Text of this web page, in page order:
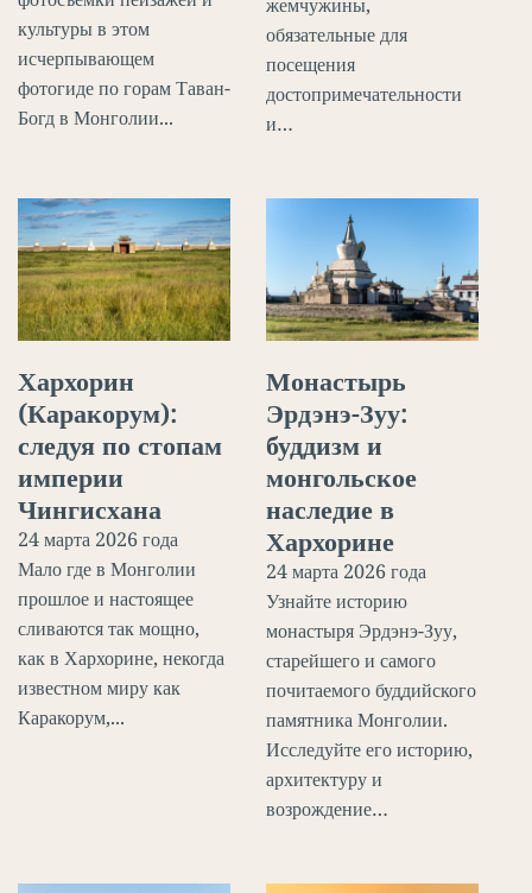
культуры в этом
исчерпывающем
фотогиде по горам Таван-
Богд в Монголии...
обязательные для
посещения
достопримечательности
и…
Хархорин
(Каракорум):
следуя по стопам
империи
Чингисхана
24 марта 2026 года
Мало где в Монголии
прошлое и настоящее
сливаются так мощно,
как в Хархорине, некогда
известном миру как
Каракорум,...
Монастырь
Эрдэнэ-Зуу:
буддизм и
монгольское
наследие в
Хархорине
24 марта 2026 года
Узнайте историю
монастыря Эрдэнэ-Зуу,
старейшего и самого
почитаемого буддийского
памятника Монголии.
Исследуйте его историю,
архитектуру и
возрождение…